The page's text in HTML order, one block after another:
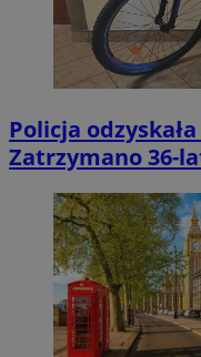
Policja
Zatrzymano 36-